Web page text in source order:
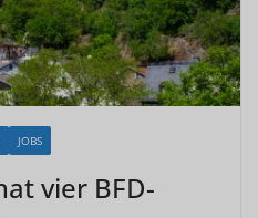
JOBS
vier BFD-